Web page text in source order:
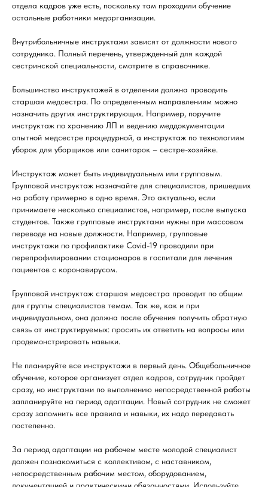
отдела кадров уже есть, поскольку там проходили обучение
остальные работники медорганизации.
Внутрибольничные инструктажи зависят от должности нового
сотрудника. Полный перечень, утвержденный для каждой
сестринской специальности, смотрите в справочнике.
Большинство инструктажей в отделении должна проводить
старшая медсестра. По определенным направлениям можно
назначить других инструктирующих. Например, поручите
инструктаж по хранению ЛП и ведению меддокументации
опытной медсестре процедурной, а инструктаж по технологиям
уборок для уборщиков или санитарок – сестре-хозяйке.
Инструктаж может быть индивидуальным или групповым.
Групповой инструктаж назначайте для специалистов, пришедших
на работу примерно в одно время. Это актуально, если
принимаете несколько специалистов, например, после выпуска
студентов. Также групповые инструктажи нужны при массовом
переводе на новые должности. Например, групповые
инструктажи по профилактике Covid-19 проводили при
перепрофилировании стационаров в госпитали для лечения
пациентов с коронавирусом.
Групповой инструктаж старшая медсестра проводит по общим
для группы специалистов темам. Так же, как и при
индивидуальном, она должна после обучения получить обратную
связь от инструктируемых: просить их ответить на вопросы или
продемонстрировать навыки.
Не планируйте все инструктажи в первый день. Общебольничное
обучение, которое организует отдел кадров, сотрудник пройдет
сразу, но инструктажи по выполнению непосредственной работы
запланируйте на период адаптации. Новый сотрудник не сможет
сразу запомнить все правила и навыки, их надо передавать
постепенно.
За период адаптации на рабочем месте молодой специалист
должен познакомиться с коллективом, с наставником,
непосредственным рабочим местом, оборудованием,